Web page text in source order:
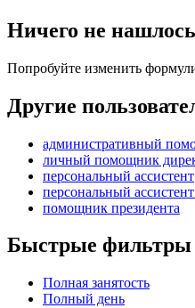
Ничего не нашлось
Попробуйте изменить
Другие
административный
личный помощник
персональный ассистент
персональный
помощник президента
Быстрые фильтры
Полная занятость
Полный день